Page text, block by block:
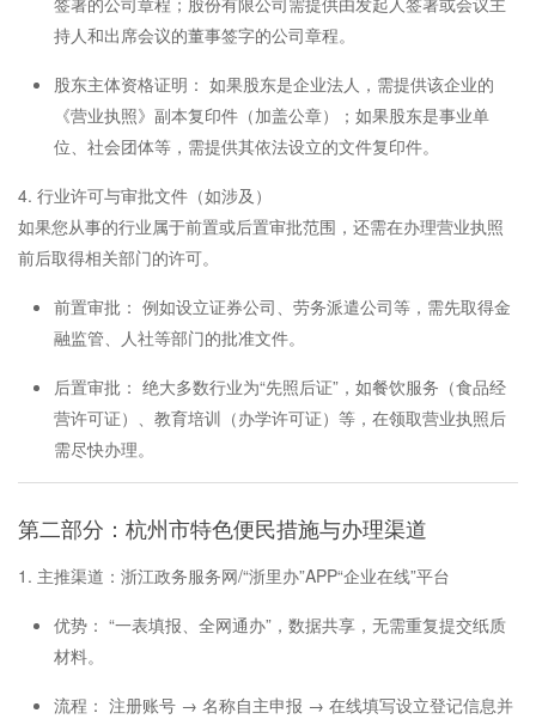
持人和出席会议的董事签字的公司章程。
股东主体资格证明： 如果股东是企业法人，需提供该企业的
《营业执照》副本复印件（加盖公章）；如果股东是事业单
位、社会团体等，需提供其依法设立的文件复印件。
4. 行业许可与审批文件（如涉及）
如果您从事的行业属于前置或后置审批范围，还需在办理营业执照
前后取得相关部门的许可。
前置审批： 例如设立证券公司、劳务派遣公司等，需先取得金
融监管、人社等部门的批准文件。
后置审批： 绝大多数行业为“先照后证”，如餐饮服务（食品经
营许可证）、教育培训（办学许可证）等，在领取营业执照后
需尽快办理。
第二部分：杭州市特色便民措施与办理渠道
1. 主推渠道：浙江政务服务网/“浙里办”APP“企业在线”平台
优势： “一表填报、全网通办”，数据共享，无需重复提交纸质
材料。
流程： 注册账号 → 名称自主申报 → 在线填写设立登记信息并